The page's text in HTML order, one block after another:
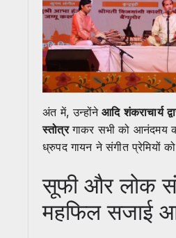
अंत में, उन्होंनेआदि शंकराचार्य
स्तोत्रगाकर सभी को आनंदमय
ध्रुपद गायन ने संगीत प्रेमियों
सूफी और लोक
महफिल सजाई